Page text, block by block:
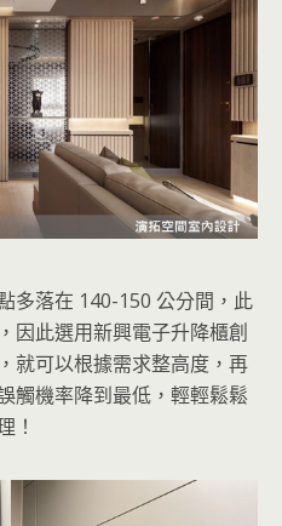
多落在 140-150 公分間，此
因此選用新興電子升降櫃創
就可以根據需求整高度，再
觸機率降到最低，輕輕鬆鬆
！